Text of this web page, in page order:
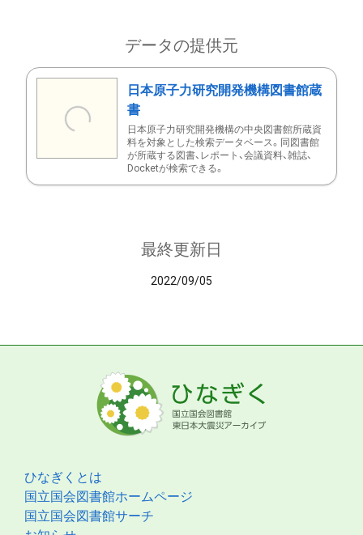
データの提供元
日本原子力研究開発機構図書館蔵
書
日本原子力研究開発機構の中央図書館所蔵資
料を対象とした検索データベース。同図書館
が所蔵する図書、レポート、会議資料、雑誌、
Docketが検索できる。
最終更新日
2022/09/05
ひなぎくとは
国立国会図書館ホームページ
国立国会図書館サーチ